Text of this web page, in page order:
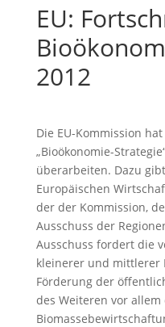
EU:
2012
Die EU-Kommission
„Bioökonomie-
überarbeiten. Dazu
Europäischen
der der Kommission,
Ausschuss der
Ausschuss fordert die
kleinerer und mittlerer
Förderung der
des Weiteren vor